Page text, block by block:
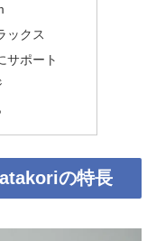
ックス
サポート
の特長